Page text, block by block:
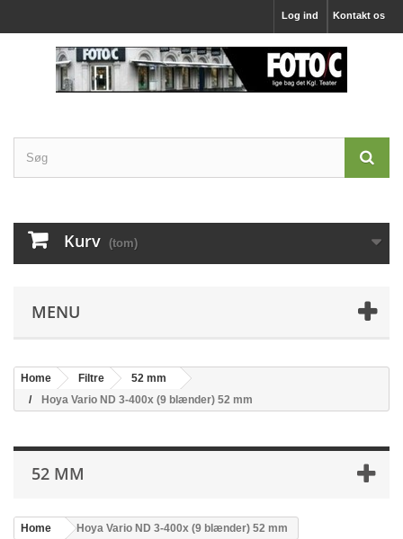
Kontakt os
Log ind
Kurv (tom)
MENU
Home Filtre
52 mm
Hoya Vario ND 3-400x (9 blænder) 52 mm
52 MM
Home >Hoya Vario ND 3-400x (9 blænder) 52 mm